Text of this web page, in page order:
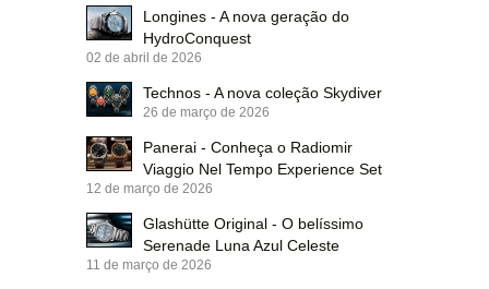
Longines - A nova geração do
HydroConquest
02 de abril de 2026
Technos - A nova coleção Skydiver
26 de março de 2026
Panerai - Conheça o Radiomir
Viaggio Nel Tempo Experience Set
12 de março de 2026
Glashütte Original - O belíssimo
Serenade Luna Azul Celeste
11 de março de 2026